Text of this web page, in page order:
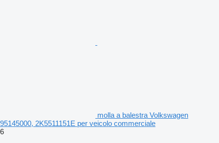
molla a balestra Volkswagen
95145000, 2K5511151E per veicolo commerciale
6